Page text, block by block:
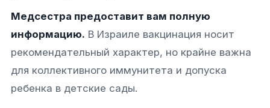
Медсестра предоставит вам полную
информацию. В Израиле вакцинация носит
рекомендательный характер, но крайне важна
для коллективного иммунитета и допуска
ребенка в детские сады.